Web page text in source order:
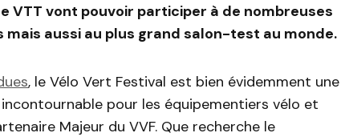
VTT vont pouvoir participer à de nombreuses
mais aussi au plus grand salon-test au monde.
, le Vélo Vert Festival est bien évidemment une
pour les équipementiers vélo et
Majeur du VVF. Que recherche le